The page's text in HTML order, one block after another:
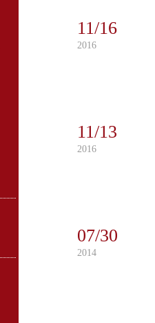
11/16
2016
11/13
2016
07/30
2014